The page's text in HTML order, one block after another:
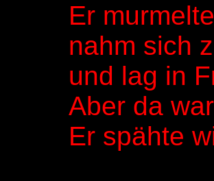
Er
nahm sich
und lag in
Aber da
Er spähte